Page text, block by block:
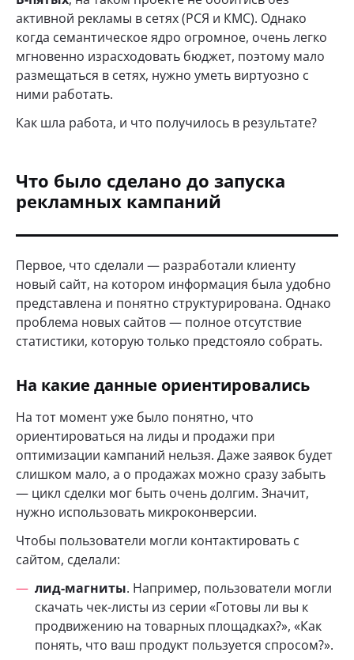
активной рекламы в сетях (РСЯ и КМС). Однако
когда семантическое ядро огромное, очень легко
мгновенно израсходовать бюджет, поэтому мало
размещаться в сетях, нужно уметь виртуозно с
ними работать.
Как шла работа, и что получилось в результате?
Что было сделано до запуска
рекламных кампаний
Первое, что сделали — разработали клиенту
новый сайт, на котором информация была удобно
представлена и понятно структурирована. Однако
проблема новых сайтов — полное отсутствие
статистики, которую только предстояло собрать.
На какие данные ориентировались
На тот момент уже было понятно, что
ориентироваться на лиды и продажи при
оптимизации кампаний нельзя. Даже заявок будет
слишком мало, а о продажах можно сразу забыть
— цикл сделки мог быть очень долгим. Значит,
нужно использовать микроконверсии.
Чтобы пользователи могли контактировать с
сайтом, сделали:
лид-магниты. Например, пользователи могли
скачать чек-листы из серии «Готовы ли вы к
продвижению на товарных площадках?», «Как
понять, что ваш продукт пользуется спросом?».